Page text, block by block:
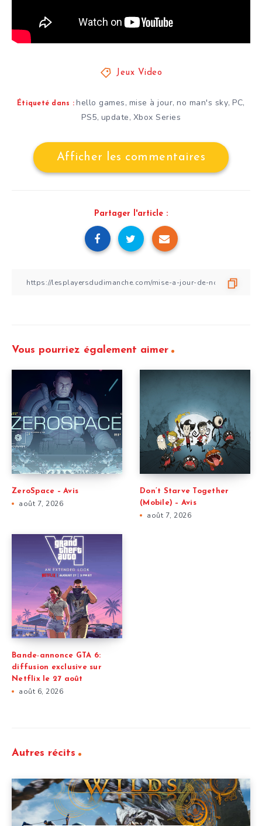
Jeux Video
Étiqueté dans : hello games, mise à jour,no man's sky,PC,
PS5, update, Xbox Series
Afficher les commentaires
Partager l'article :
Vous pourriez également aimer
ZeroSpace – Avis
août 7, 2026
Don’t Starve Together
(Mobile) – Avis
août 7, 2026
Bande-annonce GTA 6:
diffusion exclusive sur
Netflix le 27 août
août 6, 2026
Autres récits